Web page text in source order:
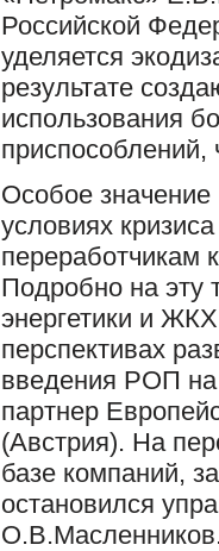
Российской
уделяется
результате
использования
Особое значение
условиях
переработчикам
Подробно на эту
энергетики и ЖКХ
перспективах
введения РОП
партнер
(Австрия). На
базе компаний,
остановился